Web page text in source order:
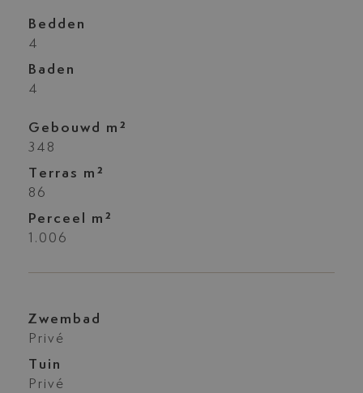
Bedden
4
Baden
4
Gebouwd m²
348
Terras m²
86
Perceel m²
1.006
Zwembad
Privé
Tuin
Privé